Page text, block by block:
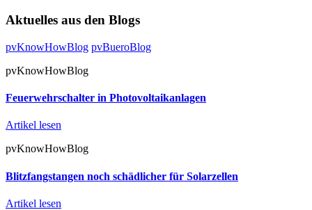
Aktuelles aus den Blogs
pvKnowHowBlog pvBueroBlog
pvKnowHowBlog
Feuerwehrschalter in Photovoltaikanlagen
Artikel lesen
pvKnowHowBlog
Blitzfangstangen noch schädlicher für Solarzellen
Artikel lesen